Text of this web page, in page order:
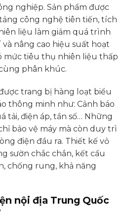
nghiệp. Sản phẩm được
công nghệ tiên tiến, tích
liệu làm giảm quá trình
nâng cao hiệu suất hoạt
mức tiêu thụ nhiên liệu thấp
phân khúc.
trang bị hàng loạt biểu
thông minh như: Cảnh báo
tải, điện áp, tần số… Những
bảo vệ máy mà còn duy trì
điện đầu ra. Thiết kế vỏ
sườn chắc chắn, kết cấu
chống rung, khả năng
nội địa Trung Quốc